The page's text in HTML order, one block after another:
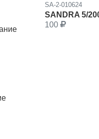
SA-2-010624
SANDRA 5/
100